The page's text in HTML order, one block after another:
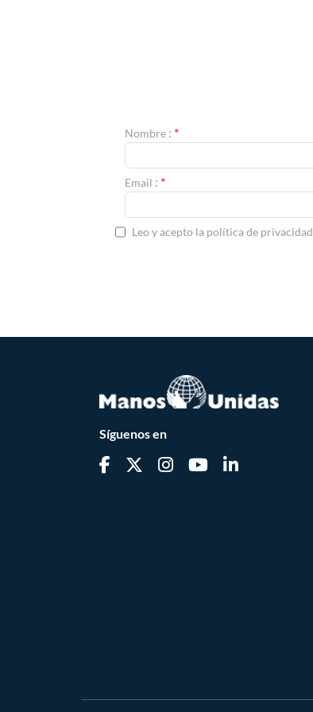
Nombre : *
Email : *
Leo y acepto la política de privacidad
Síguenos en